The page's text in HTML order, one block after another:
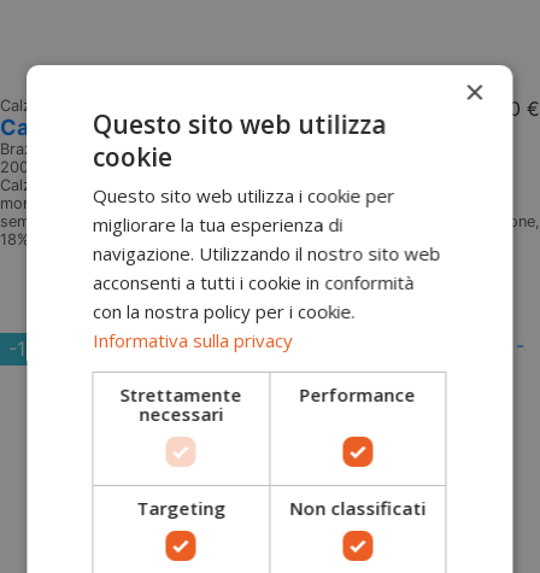
Calze tecniche outdoor
Calzini sportivi Color BrazzSocks Brazz
Brazz
20066Z1Z
7,00 €
Calzini colorati ideali per molteplici utilizzi Calzini dal design unico,
morbidi, caldi, comodi, resistenti. Attività: per scalare, camminare o
semplicemente rilassarsi Stagione: Tutte le stagioni Materiali: 78% cotone,
18% poliammide, 4% elastan Lavorazione: Artigianale, Made in Italy
Aggiungi al carrello
-10%
×
Questo sito web utilizza
cookie
Questo sito web utilizza i cookie per
migliorare la tua esperienza di
navigazione. Utilizzando il nostro sito web
acconsenti a tutti i cookie in conformità
con la nostra policy per i cookie.
Informativa sulla privacy
Strettamente
necessari
Performance
Targeting Non classificati